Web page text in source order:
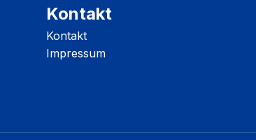
Kontakt
Kontakt
Impressum